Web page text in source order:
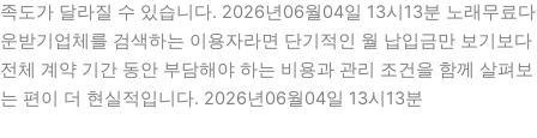
족도가 달라질 수 있습니다. 2026년06월04일 13시13분 노래무료다
운받기업체를 검색하는 이용자라면 단기적인 월 납입금만 보기보다
전체 계약 기간 동안 부담해야 하는 비용과 관리 조건을 함께 살펴보
는 편이 더 현실적입니다. 2026년06월04일 13시13분